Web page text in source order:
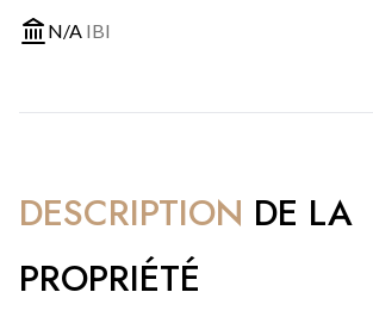
N/A IBI
DESCRIPTION DE LA
PROPRIÉTÉ